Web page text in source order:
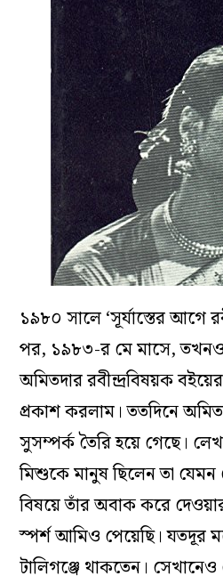
১৯৮০ সালে ‘সূর্যাস্তের আগে
পর, ১৯৮৩-র মে মাসে, তখনও
অমিতদার রবীন্দ্রবিষয়ক
প্রকাশ করলাম। ততদিনে
সুসম্পর্ক তৈরি হয়ে গেছে।
মিশুকে মানুষ ছিলেন তা যেমন
বিষয়ে তাঁর অবাক করে
স্পর্শ আমিও পেয়েছি। যতদূর
টালিগঞ্জে থাকতেন।